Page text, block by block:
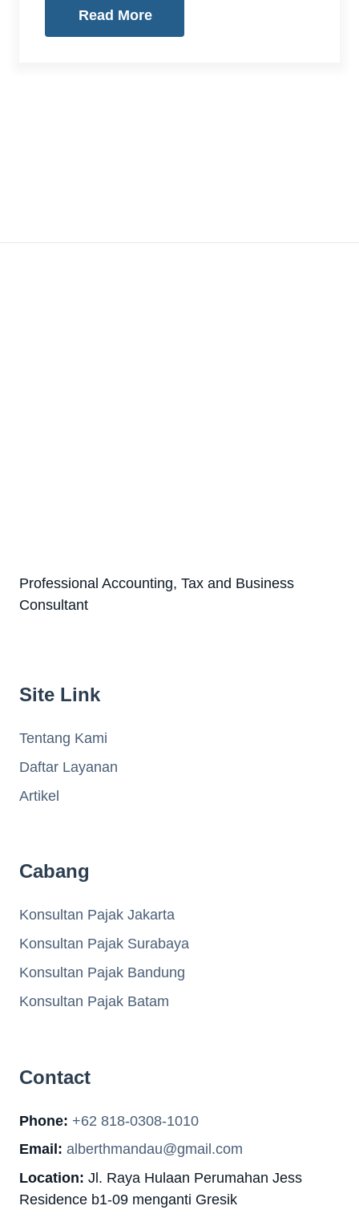
Read More
Professional Accounting, Tax and Business
Consultant
Site Link
Tentang Kami
Daftar Layanan
Artikel
Cabang
Konsultan Pajak Jakarta
Konsultan Pajak Surabaya
Konsultan Pajak Bandung
Konsultan Pajak Batam
Contact
Phone: +62 818-0308-1010
Email: alberthmandau@gmail.com
Location: Jl. Raya Hulaan Perumahan Jess
Residence b1-09 menganti Gresik